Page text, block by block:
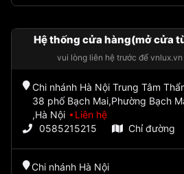
Hệ thống cửa hàng(mở cửa
vui lòng liên hệ trước để
Chi nhánh Hà Nội Trung Tâm
38 phố Bạch Mai,Phường Bạch
,Hà Nội
Liên hệ
0585215215
Chỉ đường
Chi nhánh Hà Nội